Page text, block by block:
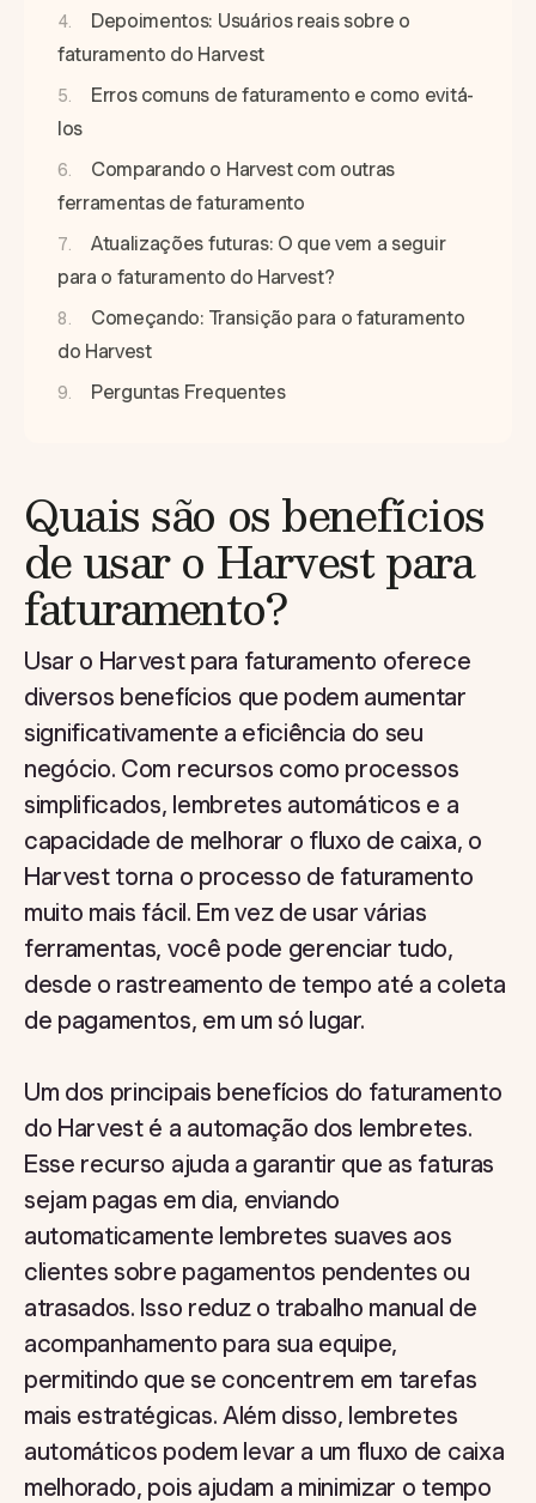
Depoimentos: Usuários reais sobre o
faturamento do Harvest
Erros comuns de faturamento e como evitá-
los
Comparando o Harvest com outras
ferramentas de faturamento
Atualizações futuras: O que vem a seguir
para o faturamento do Harvest?
Começando: Transição para o faturamento
do Harvest
Perguntas Frequentes
Quais são os benefícios
de usar o Harvest para
faturamento?
Usar o Harvest para faturamento oferece
diversos benefícios que podem aumentar
significativamente a eficiência do seu
negócio. Com recursos como processos
simplificados, lembretes automáticos e a
capacidade de melhorar o fluxo de caixa, o
Harvest torna o processo de faturamento
muito mais fácil. Em vez de usar várias
ferramentas, você pode gerenciar tudo,
desde o rastreamento de tempo até a coleta
de pagamentos, em um só lugar.
Um dos principais benefícios do faturamento
do Harvest é a automação dos lembretes.
Esse recurso ajuda a garantir que as faturas
sejam pagas em dia, enviando
automaticamente lembretes suaves aos
clientes sobre pagamentos pendentes ou
atrasados. Isso reduz o trabalho manual de
acompanhamento para sua equipe,
permitindo que se concentrem em tarefas
mais estratégicas. Além disso, lembretes
automáticos podem levar a um fluxo de caixa
melhorado, pois ajudam a minimizar o tempo